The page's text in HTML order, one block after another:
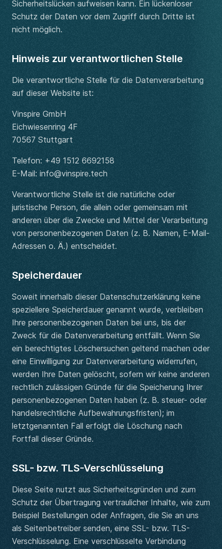
Sicherheitslücken aufweisen kann. Ein lückenloser
Schutz der Daten vor dem Zugriff durch Dritte ist
nicht möglich.
Hinweis zur verantwortlichen Stelle
Die verantwortliche Stelle für die Datenverarbeitung
auf dieser Website ist:
Vinspire GmbH
Eichwiesenring 4F
70567 Stuttgart
Telefon: +49 1512 6692158
E-Mail: info@vinspire.tech
Verantwortliche Stelle ist die natürliche oder
juristische Person, die allein oder gemeinsam mit
anderen über die Zwecke und Mittel der Verarbeitung
von personenbezogenen Daten (z. B. Namen, E-Mail-
Adressen o. Ä.) entscheidet.
Speicherdauer
Soweit innerhalb dieser Datenschutzerklärung keine
speziellere Speicherdauer genannt wurde, verbleiben
Ihre personenbezogenen Daten bei uns, bis der
Zweck für die Datenverarbeitung entfällt. Wenn Sie
ein berechtigtes Löschersuchen geltend machen oder
eine Einwilligung zur Datenverarbeitung widerrufen,
werden Ihre Daten gelöscht, sofern wir keine anderen
rechtlich zulässigen Gründe für die Speicherung Ihrer
personenbezogenen Daten haben (z. B. steuer- oder
handelsrechtliche Aufbewahrungsfristen); im
letztgenannten Fall erfolgt die Löschung nach
Fortfall dieser Gründe.
SSL- bzw. TLS-Verschlüsselung
Diese Seite nutzt aus Sicherheitsgründen und zum
Schutz der Übertragung vertraulicher Inhalte, wie zum
Beispiel Bestellungen oder Anfragen, die Sie an uns
als Seitenbetreiber senden, eine SSL- bzw. TLS-
Verschlüsselung. Eine verschlüsselte Verbindung